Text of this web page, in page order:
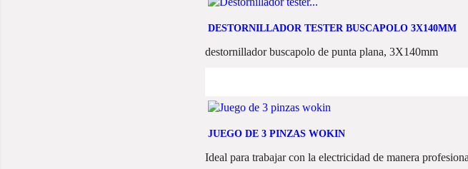
DESTORNILLADOR TESTER BUSCAPOLO 3X140MM
destornillador buscapolo de punta plana, 3X140mm
JUEGO DE 3 PINZAS WOKIN
Ideal para trabajar con la electricidad de manera